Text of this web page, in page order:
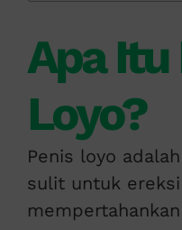
Apa Itu
Loyo?
Penis loyo
sulit untuk